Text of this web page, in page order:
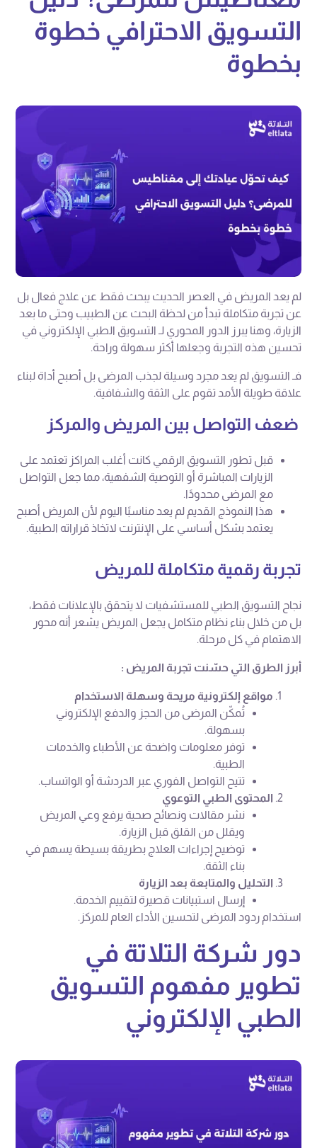
التسويق الاحترافي خطوة
بخطوة
لم يعد المريض في العصر الحديث يبحث فقط عن علاج فعال بل
عن تجربة متكاملة تبدأ من لحظة البحث عن الطبيب وحتى ما بعد
الزيارة، وهنا يبرز الدور المحوري لـ التسويق الطبي الإلكتروني في
تحسين هذه التجربة وجعلها أكثر سهولة وراحة.
فـ التسويق لم يعد مجرد وسيلة لجذب المرضى بل أصبح أداة لبناء
علاقة طويلة الأمد تقوم على الثقة والشفافية.
ضعف التواصل بين المريض والمركز
قبل تطور التسويق الرقمي كانت أغلب المراكز تعتمد على
الزيارات المباشرة أو التوصية الشفهية، مما جعل التواصل
مع المرضى محدودًا.
هذا النموذج القديم لم يعد مناسبًا اليوم لأن المريض أصبح
يعتمد بشكل أساسي على الإنترنت لاتخاذ قراراته الطبية.
تجربة رقمية متكاملة للمريض
نجاح التسويق الطبي للمستشفيات لا يتحقق بالإعلانات فقط،
بل من خلال بناء نظام متكامل يجعل المريض يشعر أنه محور
الاهتمام في كل مرحلة.
أبرز الطرق التي حسّنت تجربة المريض :
مواقع إلكترونية مريحة وسهلة الاستخدام
تُمكّن المرضى من الحجز والدفع الإلكتروني
بسهولة.
توفر معلومات واضحة عن الأطباء والخدمات
الطبية.
تتيح التواصل الفوري عبر الدردشة أو الواتساب.
المحتوى الطبي التوعوي
نشر مقالات ونصائح صحية يرفع وعي المريض
ويقلل من القلق قبل الزيارة.
توضيح إجراءات العلاج بطريقة بسيطة يسهم في
بناء الثقة.
التحليل والمتابعة بعد الزيارة
إرسال استبيانات قصيرة لتقييم الخدمة.
استخدام ردود المرضى لتحسين الأداء العام للمركز.
دور شركة التلاتة في
تطوير مفهوم التسويق
الطبي الإلكتروني